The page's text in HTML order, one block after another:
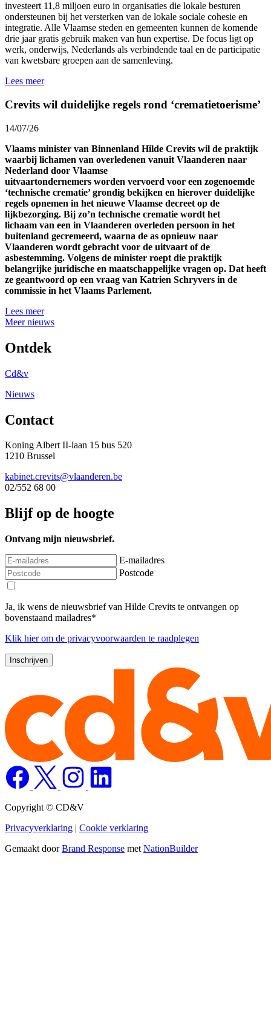
investeert 11,8 miljoen euro in organisaties die lokale besturen
ondersteunen bij het versterken van de lokale sociale cohesie en
integratie. Alle Vlaamse steden en gemeenten kunnen de komende
drie jaar gratis gebruik maken van hun expertise. De focus ligt op
werk, onderwijs, Nederlands als verbindende taal en de participatie
van kwetsbare groepen aan de samenleving.
Lees meer
Crevits wil duidelijke regels rond ‘crematietoerisme’
14/07/26
Vlaams minister van Binnenland Hilde Crevits wil de praktijk
waarbij lichamen van overledenen vanuit Vlaanderen naar
Nederland door Vlaamse
uitvaartondernemers worden vervoerd voor een zogenoemde
‘technische crematie’ grondig bekijken en hierover duidelijke
regels opnemen in het nieuwe Vlaamse decreet op de
lijkbezorging. Bij zo’n technische crematie wordt het
lichaam van een in Vlaanderen overleden persoon in het
buitenland gecremeerd, waarna de as opnieuw naar
Vlaanderen wordt gebracht voor de uitvaart of de
asbestemming. Volgens de minister roept die praktijk
belangrijke juridische en maatschappelijke vragen op. Dat heeft
ze geantwoord op een vraag van Katrien Schryvers in de
commissie in het Vlaams Parlement.
Lees meer
Meer nieuws
Ontdek
Cd&v
Nieuws
Contact
Koning Albert II-laan 15 bus 520
1210 Brussel
kabinet.crevits@vlaanderen.be
02/552 68 00
Blijf op de hoogte
Ontvang mijn nieuwsbrief.
E-mailadres
Postcode
Ja, ik wens de nieuwsbrief van Hilde Crevits te ontvangen op
bovenstaand mailadres*
Klik hierom de privacyvoorwaarden te raadplegen
Copyright © CD&V
Privacyverklaring | Cookie verklaring
Gemaakt doorBrand Response met NationBuilder